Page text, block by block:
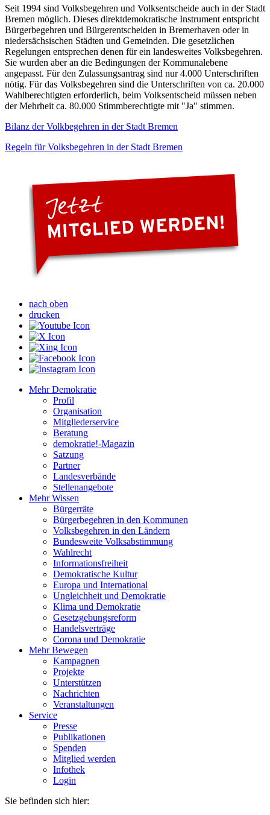
Seit 1994 sind Volksbegehren und Volksentscheide auch in der Stadt
Bremen möglich. Dieses direktdemokratische Instrument entspricht
Bürgerbegehren und Bürgerentscheiden in Bremerhaven oder in
niedersächsischen Städten und Gemeinden. Die gesetzlichen
Regelungen entsprechen denen für ein landesweites Volksbegehren.
Sie wurden aber an die Bedingungen der Kommunalebene
angepasst. Für den Zulassungsantrag sind nur 4.000 Unterschriften
nötig. Für das Volksbegehren sind die Unterschriften von ca. 20.000
Wahlberechtigten erforderlich, beim Volksentscheid müssen neben
der Mehrheit ca. 80.000 Stimmberechtigte mit "Ja" stimmen.
Bilanz der Volkbegehren in der Stadt Bremen
Regeln für Volksbegehren in der Stadt Bremen
nach oben
drucken
Mehr Demokratie
Profil
Organisation
Mitgliederservice
Beratung
demokratie!-Magazin
Satzung
Partner
Landesverbände
Stellenangebote
Mehr Wissen
Bürgerräte
Bürgerbegehren in den Kommunen
Volksbegehren in den Ländern
Bundesweite Volksabstimmung
Wahlrecht
Informationsfreiheit
Demokratische Kultur
Europa und International
Ungleichheit und Demokratie
Klima und Demokratie
Gesetzgebungsreform
Handelsverträge
Corona und Demokratie
Mehr Bewegen
Kampagnen
Projekte
Unterstützen
Nachrichten
Veranstaltungen
Service
Presse
Publikationen
Spenden
Mitglied werden
Infothek
Login
Sie befinden sich hier: